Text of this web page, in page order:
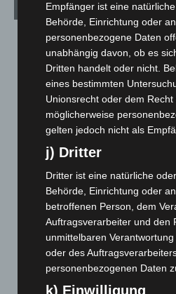
Archiv
August 2026(14)
Juli 2026(73)
Juni 2026(139)
Mai 2026(99)
April 2026
(99)
März 2026 (115)
Januar 2026(122)
Dezember 2025 (103)
November 2025(114)
Oktober 2025 (112)
September 2025(93)
Empfänger ist eine
Behörde, Einrichtung oder
personenbezogene Daten
unabhängig davon, ob es
Dritten handelt oder nicht.
eines bestimmten
Unionsrecht oder dem
möglicherweise
gelten jedoch nicht als
j) Dritter
Dritter ist eine natürliche
Behörde, Einrichtung oder
betroffenen Person, dem
Auftragsverarbeiter und den
unmittelbaren
oder des
personenbezogenen Daten
k) Einwilligung